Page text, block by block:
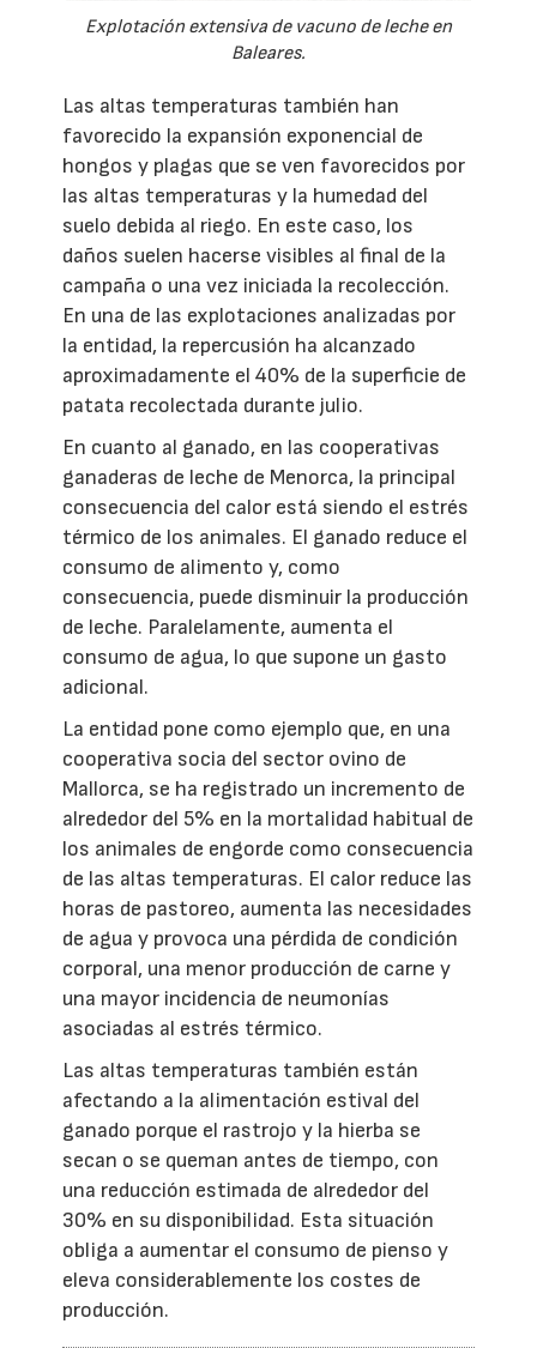
Explotación extensiva de vacuno de leche en
Baleares.
Las altas temperaturas también han
favorecido la expansión exponencial de
hongos y plagas que se ven favorecidos por
las altas temperaturas y la humedad del
suelo debida al riego. En este caso, los
daños suelen hacerse visibles al final de la
campaña o una vez iniciada la recolección.
En una de las explotaciones analizadas por
la entidad, la repercusión ha alcanzado
aproximadamente el 40% de la superficie de
patata recolectada durante julio.
En cuanto al ganado, en las cooperativas
ganaderas de leche de Menorca, la principal
consecuencia del calor está siendo el estrés
térmico de los animales. El ganado reduce el
consumo de alimento y, como
consecuencia, puede disminuir la producción
de leche. Paralelamente, aumenta el
consumo de agua, lo que supone un gasto
adicional.
La entidad pone como ejemplo que, en una
cooperativa socia del sector ovino de
Mallorca, se ha registrado un incremento de
alrededor del 5% en la mortalidad habitual de
los animales de engorde como consecuencia
de las altas temperaturas. El calor reduce las
horas de pastoreo, aumenta las necesidades
de agua y provoca una pérdida de condición
corporal, una menor producción de carne y
una mayor incidencia de neumonías
asociadas al estrés térmico.
Las altas temperaturas también están
afectando a la alimentación estival del
ganado porque el rastrojo y la hierba se
secan o se queman antes de tiempo, con
una reducción estimada de alrededor del
30% en su disponibilidad. Esta situación
obliga a aumentar el consumo de pienso y
eleva considerablemente los costes de
producción.